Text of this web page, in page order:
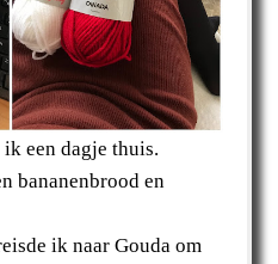
een dagje thuis.
bananenbrood en
ik naar Gouda om